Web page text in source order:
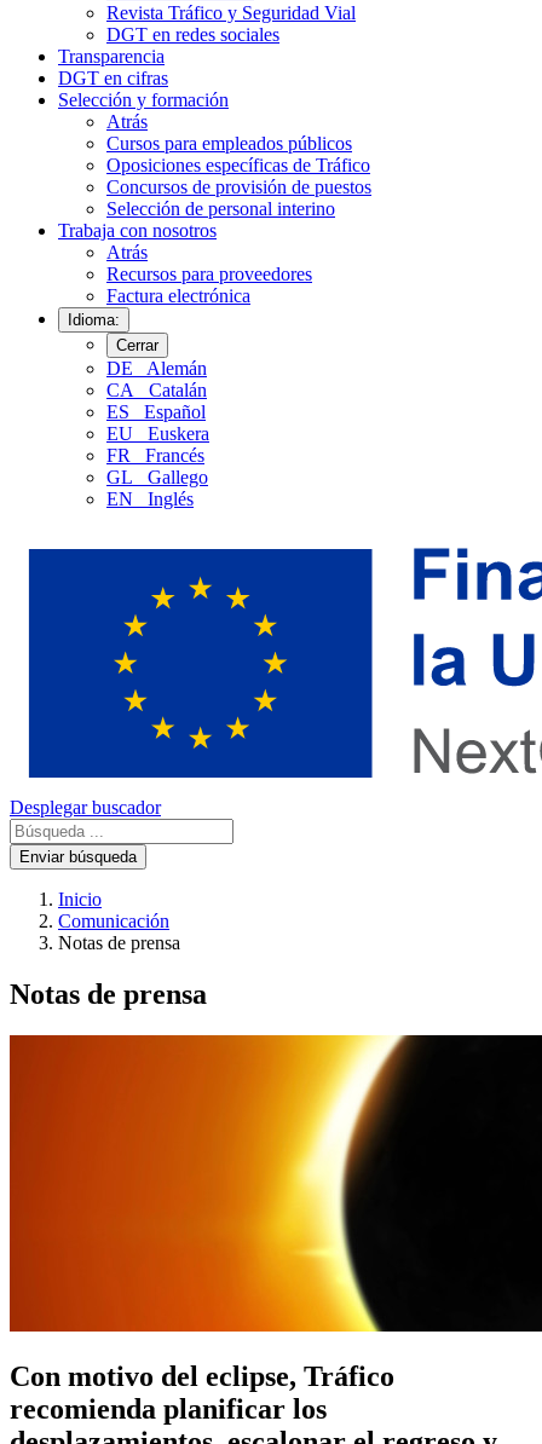
Revista Tráfico y Seguridad Vial
DGT en redes sociales
Transparencia
DGT en cifras
Selección y formación
Atrás
Cursos para empleados públicos
Oposiciones específicas de Tráfico
Concursos de provisión de puestos
Selección de personal interino
Trabaja con nosotros
Atrás
Recursos para proveedores
Factura electrónica
Idioma:
Cerrar
DE
Alemán
CA
Catalán
ES
Español
EU
Euskera
FR
Francés
GL
Gallego
EN
Inglés
Desplegar buscador
Enviar búsqueda
Inicio
Comunicación
Notas de prensa
Notas de prensa
Con motivo del eclipse, Tráfico
recomienda planificar los